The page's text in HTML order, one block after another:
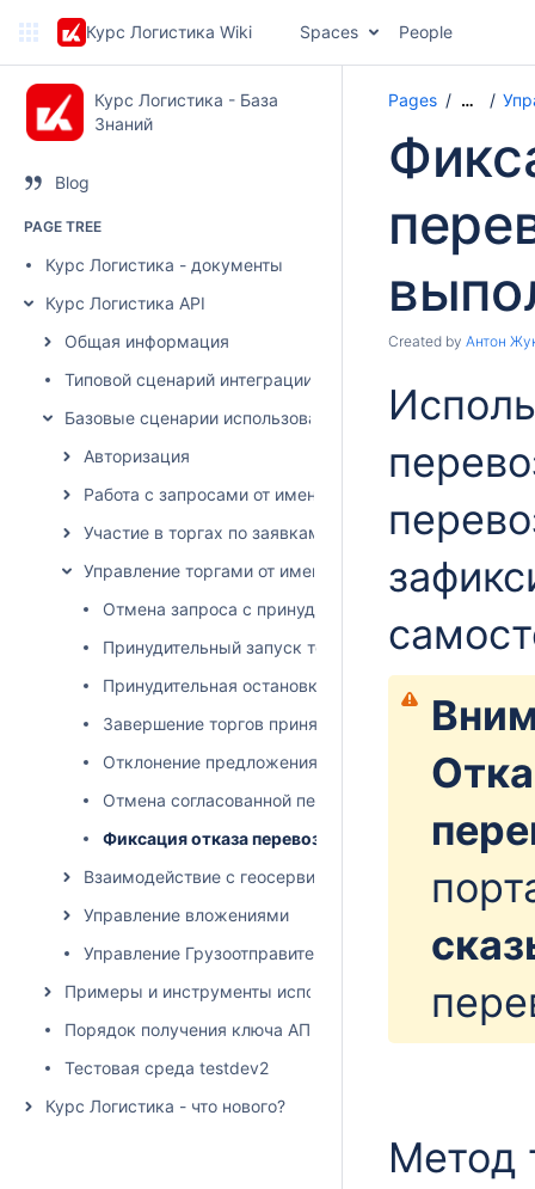
Курс Логистика Wiki Spaces People
Курс Логистика - База
Знаний
Blog
PAGE TREE
Курс Логистика - документы
Курс Логистика API
Общая информация
Типовой сценарий интеграции
Базовые сценарии использования
Авторизация
Работа с запросами от имени грузовладельца
Участие в торгах по заявкам от имени
Управление торгами от имени грузовладельца
Отмена запроса с принудительной остановкой
Принудительный запуск торгов
Принудительная остановка торгов
Завершение торгов принятием предложения
Отклонение предложения участника
Отмена согласованной перевозки
Фиксация отказа перевозчика от выполнения
Взаимодействие с геосервисами
Управление вложениями
Управление Грузоотправителями и
Примеры и инструменты использования API
Порядок получения ключа АПИ
Тестовая среда testdev2
Курс Логистика - что нового?
Pages …
Created by Антон
Метод